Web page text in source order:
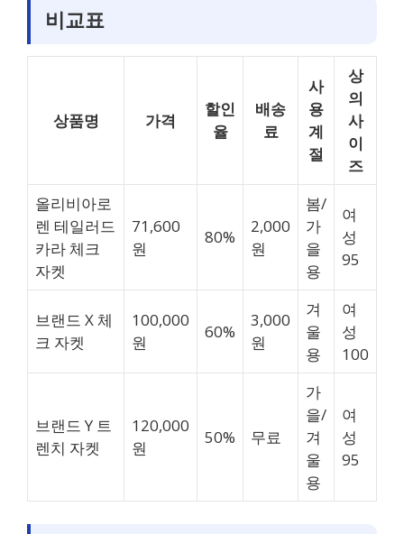
비교표
상품명 가격
할인
율
배송
료
사
용
계
절
상
의
사
이
즈
올리비아로
렌 테일러드
카라 체크
자켓
71,600
원
80%
2,000
원
봄/
가
을
용
여
성
95
브랜드 X 체
크 자켓
100,000
원
60%
3,000
원
겨
울
용
여
성
100
브랜드 Y 트
렌치 자켓
120,000
원
50% 무료
가
을/
겨
울
용
여
성
95